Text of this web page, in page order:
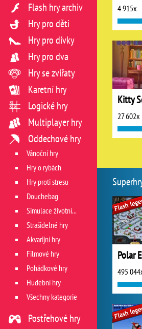
4 915x
Kitty
27 602x
Polar
495
Flash hry archiv
Hry pro děti
Hry pro dívky
Hry pro dva
Hry se zvířaty
Karetní hry
Logické hry
Multiplayer hry
Oddechové hry
Vánoční hry
Hry o rybách
Hry proti stresu
Douchebag
Simulace životních situací
Strašidelné hry
Akvarijní hry
Filmové hry
Pohádkové hry
Hudební hry
Všechny kategorie
Postřehové hry